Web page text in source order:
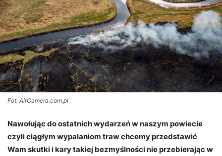
Fot: AirCamera.com.pl
Nawołując do ostatnich wydarzeń w naszym powiecie
czyli ciągłym wypalaniom traw chcemy przedstawić
Wam skutki i kary takiej bezmyślności nie przebierając w